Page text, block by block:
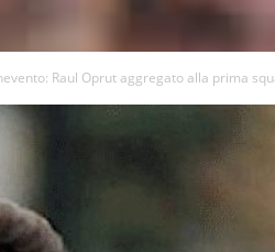
Raul Oprut aggregato alla prima